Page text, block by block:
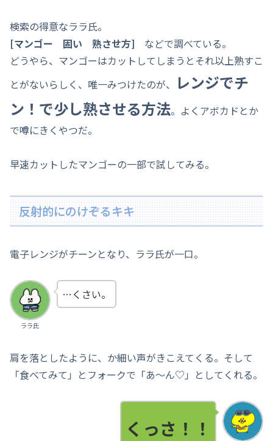
検索の得意なララ氏。
[マンゴー 固い 熟させ方] などで調べている。
どうやら、マンゴーはカットしてしまうとそれ以上熟すこ
とがないらしく、唯一みつけたのが、
レンジでチ
ン！で少し熟させる方法。よくアボカドとか
で噂にきくやつだ。
早速カットしたマンゴーの一部で試してみる。
反射的にのけぞるキキ
電子レンジがチーンとなり、ララ氏が一口。
ララ氏
…くさい。
肩を落としたように、か細い声がきこえてくる。そして
「食べてみて」とフォークで「あ～ん♡」としてくれる。
くっさ！！